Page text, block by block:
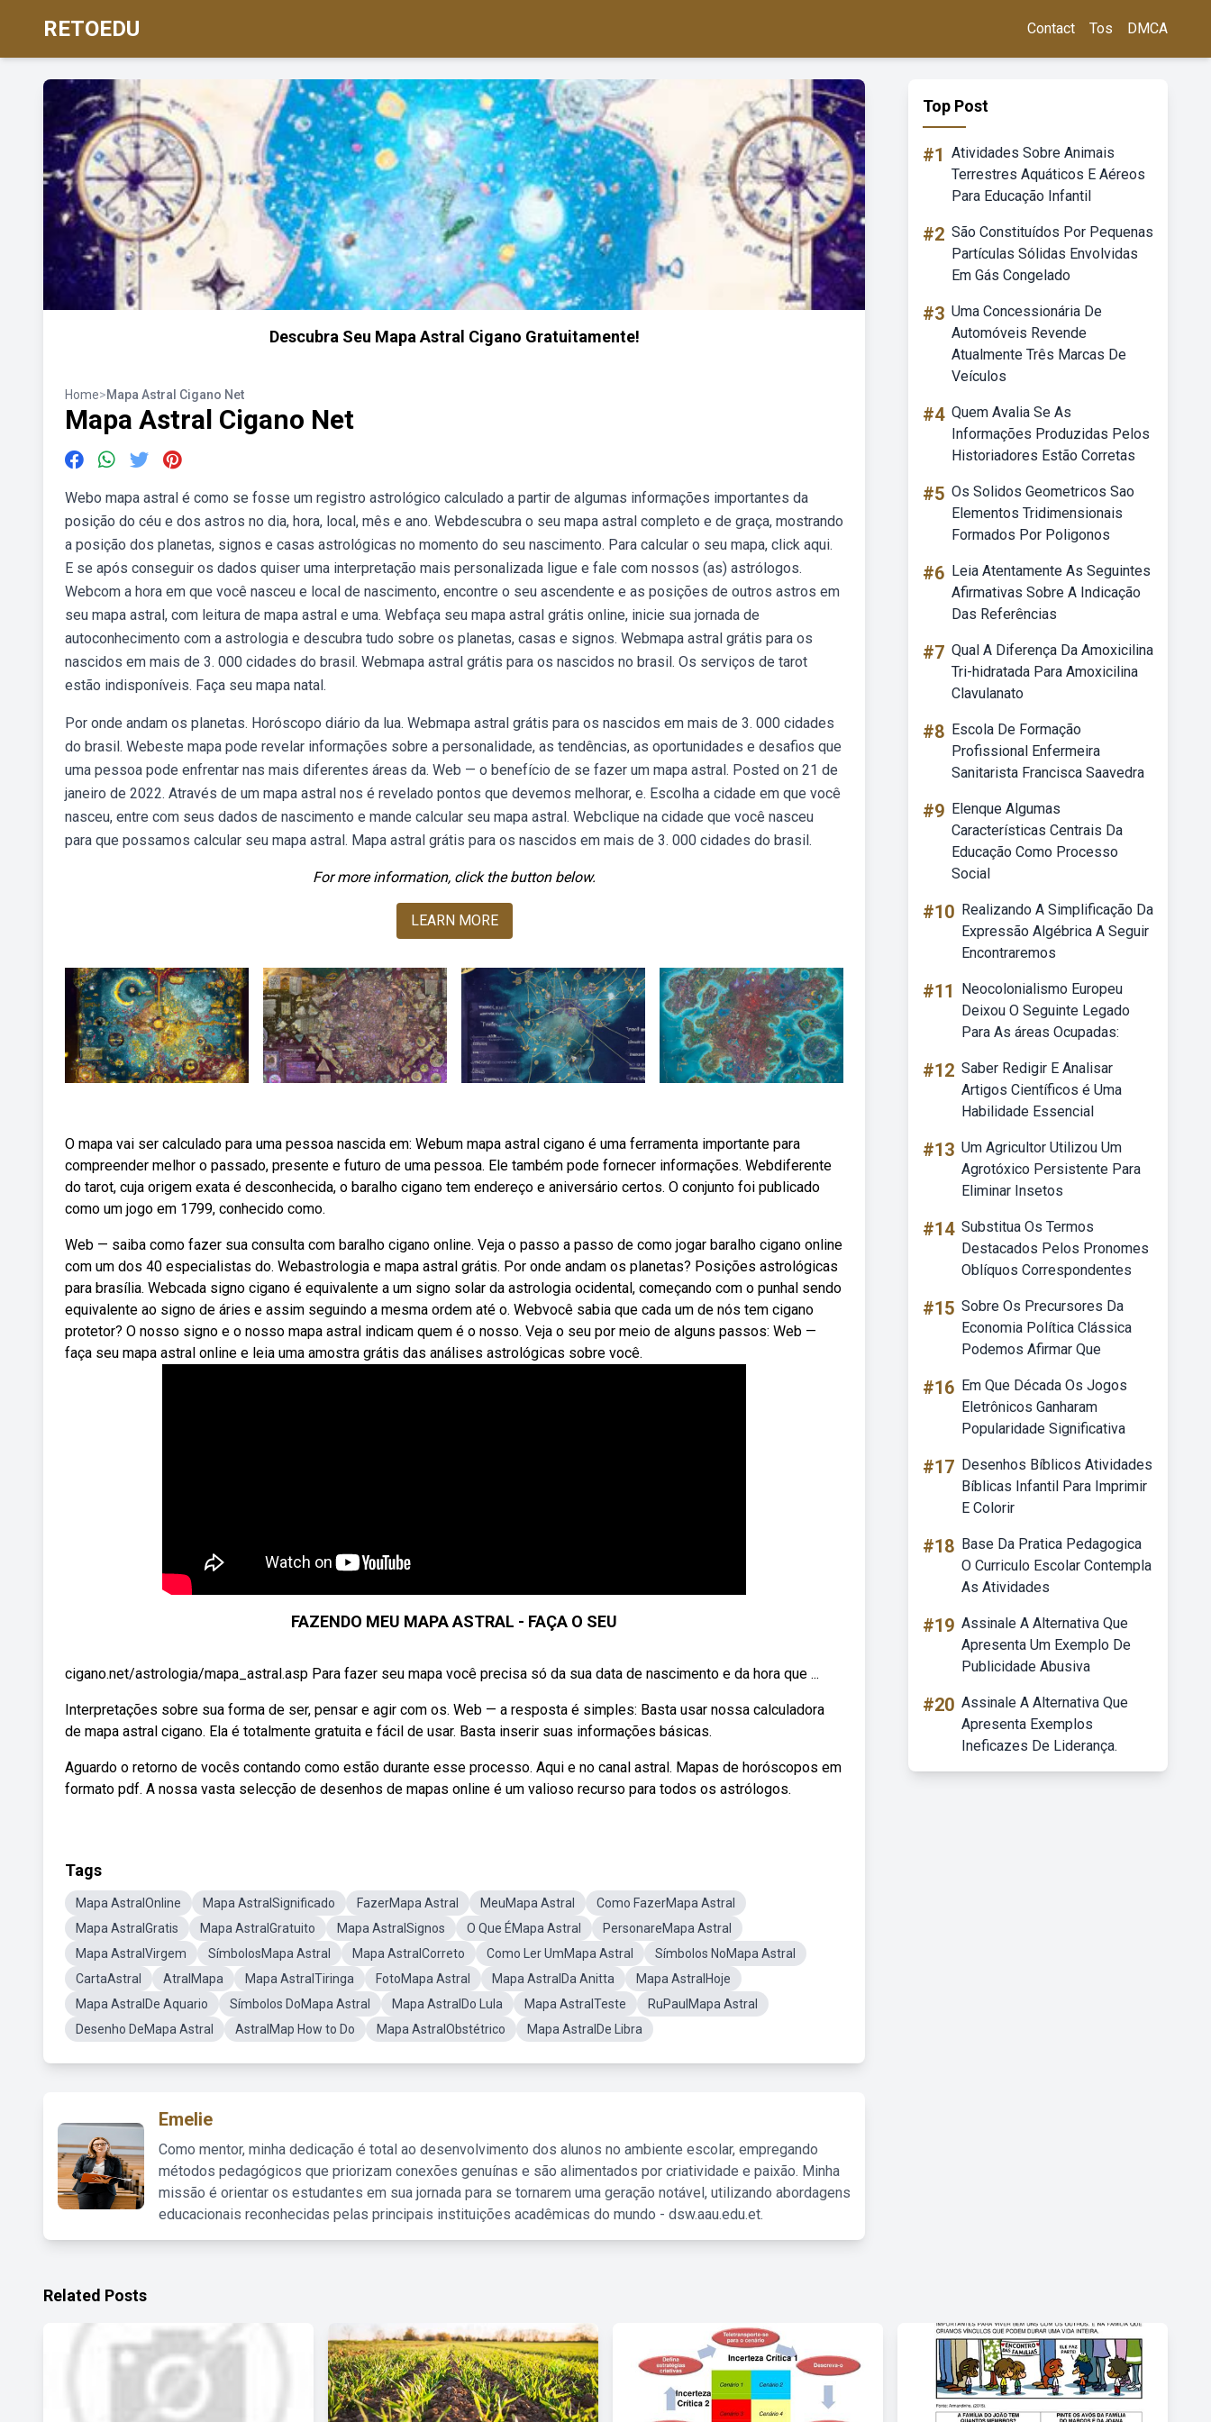
RETOEDU Contact Tos DMCA
Descubra Seu Mapa Astral Cigano Gratuitamente!
Home>Mapa Astral Cigano Net
Mapa Astral Cigano Net
Webo mapa astral é como se fosse um registro astrológico calculado a partir de algumas informações importantes da
posição do céu e dos astros no dia, hora, local, mês e ano. Webdescubra o seu mapa astral completo e de graça, mostrando
a posição dos planetas, signos e casas astrológicas no momento do seu nascimento. Para calcular o seu mapa, click aqui.
E se após conseguir os dados quiser uma interpretação mais personalizada ligue e fale com nossos (as) astrólogos.
Webcom a hora em que você nasceu e local de nascimento, encontre o seu ascendente e as posições de outros astros em
seu mapa astral, com leitura de mapa astral e uma. Webfaça seu mapa astral grátis online, inicie sua jornada de
autoconhecimento com a astrologia e descubra tudo sobre os planetas, casas e signos. Webmapa astral grátis para os
nascidos em mais de 3. 000 cidades do brasil. Webmapa astral grátis para os nascidos no brasil. Os serviços de tarot
estão indisponíveis. Faça seu mapa natal.
Por onde andam os planetas. Horóscopo diário da lua. Webmapa astral grátis para os nascidos em mais de 3. 000 cidades
do brasil. Webeste mapa pode revelar informações sobre a personalidade, as tendências, as oportunidades e desafios que
uma pessoa pode enfrentar nas mais diferentes áreas da. Web — o benefício de se fazer um mapa astral. Posted on 21 de
janeiro de 2022. Através de um mapa astral nos é revelado pontos que devemos melhorar, e. Escolha a cidade em que você
nasceu, entre com seus dados de nascimento e mande calcular seu mapa astral. Webclique na cidade que você nasceu
para que possamos calcular seu mapa astral. Mapa astral grátis para os nascidos em mais de 3. 000 cidades do brasil.
For more information, click the button below.
LEARN MORE
O mapa vai ser calculado para uma pessoa nascida em: Webum mapa astral cigano é uma ferramenta importante para
compreender melhor o passado, presente e futuro de uma pessoa. Ele também pode fornecer informações. Webdiferente
do tarot, cuja origem exata é desconhecida, o baralho cigano tem endereço e aniversário certos. O conjunto foi publicado
como um jogo em 1799, conhecido como.
Web — saiba como fazer sua consulta com baralho cigano online. Veja o passo a passo de como jogar baralho cigano online
com um dos 40 especialistas do. Webastrologia e mapa astral grátis. Por onde andam os planetas? Posições astrológicas
para brasília. Webcada signo cigano é equivalente a um signo solar da astrologia ocidental, começando com o punhal sendo
equivalente ao signo de áries e assim seguindo a mesma ordem até o. Webvocê sabia que cada um de nós tem cigano
protetor? O nosso signo e o nosso mapa astral indicam quem é o nosso. Veja o seu por meio de alguns passos: Web —
faça seu mapa astral online e leia uma amostra grátis das análises astrológicas sobre você.
FAZENDO MEU MAPA ASTRAL - FAÇA O SEU
cigano.net/astrologia/mapa_astral.asp Para fazer seu mapa você precisa só da sua data de nascimento e da hora que ...
Interpretações sobre sua forma de ser, pensar e agir com os. Web — a resposta é simples: Basta usar nossa calculadora
de mapa astral cigano. Ela é totalmente gratuita e fácil de usar. Basta inserir suas informações básicas.
Aguardo o retorno de vocês contando como estão durante esse processo. Aqui e no canal astral. Mapas de horóscopos em
formato pdf. A nossa vasta selecção de desenhos de mapas online é um valioso recurso para todos os astrólogos.
Tags
Mapa AstralOnline Mapa AstralSignificado FazerMapa Astral MeuMapa Astral
Como FazerMapa Astral
Mapa AstralGratis
Mapa AstralGratuito Mapa AstralSignos O Que ÉMapa Astral
PersonareMapa Astral
Mapa AstralVirgem
SímbolosMapa Astral Mapa AstralCorreto Como Ler UmMapa Astral
Símbolos NoMapa Astral
CartaAstral
AtralMapa Mapa AstralTiringa FotoMapa Astral Mapa AstralDa Anitta
Mapa AstralHoje
Mapa AstralDe Aquario
Símbolos DoMapa Astral Mapa AstralDo Lula Mapa AstralTeste
RuPaulMapa Astral
Desenho DeMapa Astral
AstralMap How to Do Mapa AstralObstétrico Mapa AstralDe Libra
Emelie
Como mentor, minha dedicação é total ao desenvolvimento dos alunos no ambiente escolar, empregando
métodos pedagógicos que priorizam conexões genuínas e são alimentados por criatividade e paixão. Minha
missão é orientar os estudantes em sua jornada para se tornarem uma geração notável, utilizando abordagens
educacionais reconhecidas pelas principais instituições acadêmicas do mundo - dsw.aau.edu.et.
Top Post
#1 Atividades Sobre Animais
Terrestres Aquáticos E Aéreos
Para Educação Infantil
#2 São Constituídos Por Pequenas
Partículas Sólidas Envolvidas
Em Gás Congelado
#3 Uma Concessionária De
Automóveis Revende
Atualmente Três Marcas De
Veículos
#4 Quem Avalia Se As
Informações Produzidas Pelos
Historiadores Estão Corretas
#5 Os Solidos Geometricos Sao
Elementos Tridimensionais
Formados Por Poligonos
#6 Leia Atentamente As Seguintes
Afirmativas Sobre A Indicação
Das Referências
#7 Qual A Diferença Da Amoxicilina
Tri-hidratada Para Amoxicilina
Clavulanato
#8 Escola De Formação
Profissional Enfermeira
Sanitarista Francisca Saavedra
#9 Elenque Algumas
Características Centrais Da
Educação Como Processo
Social
#10 Realizando A Simplificação Da
Expressão Algébrica A Seguir
Encontraremos
#11
Neocolonialismo Europeu
Deixou O Seguinte Legado
Para As áreas Ocupadas:
#12 Saber Redigir E Analisar
Artigos Científicos é Uma
Habilidade Essencial
#13 Um Agricultor Utilizou Um
Agrotóxico Persistente Para
Eliminar Insetos
#14 Substitua Os Termos
Destacados Pelos Pronomes
Oblíquos Correspondentes
#15 Sobre Os Precursores Da
Economia Política Clássica
Podemos Afirmar Que
#16 Em Que Década Os Jogos
Eletrônicos Ganharam
Popularidade Significativa
#17 Desenhos Bíblicos Atividades
Bíblicas Infantil Para Imprimir
E Colorir
#18 Base Da Pratica Pedagogica
O Curriculo Escolar Contempla
As Atividades
#19 Assinale A Alternativa Que
Apresenta Um Exemplo De
Publicidade Abusiva
#20 Assinale A Alternativa Que
Apresenta Exemplos
Ineficazes De Liderança.
Related Posts